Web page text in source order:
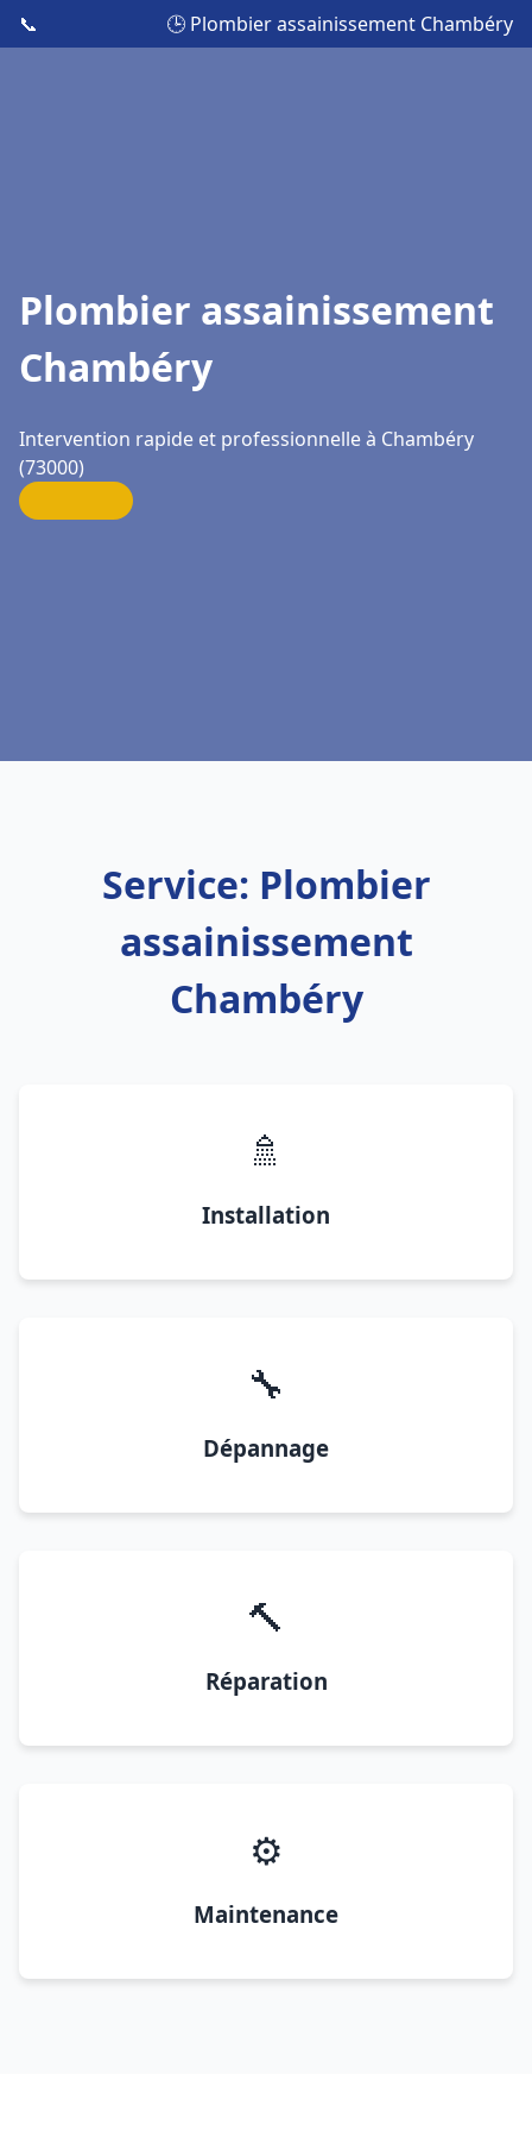
📞 🕒 Plombier assainissement Chambéry
Plombier assainissement
Chambéry
Intervention rapide et professionnelle à Chambéry
(73000)
Service: Plombier
assainissement
Chambéry
🚿
Installation
🔧
Dépannage
🔨
Réparation
⚙️
Maintenance